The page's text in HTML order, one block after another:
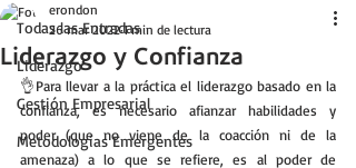
Todas las Entradas
Liderazgo
Gestión Empresarial
Metodologías Emergentes
Liderazgo y Confianza
erondon
26 mar 2022 1 min de lectura
👌Para llevar a la práctica el liderazgo basado en la
confianza, es necesario afianzar habilidades y
poder (que no viene de la coacción ni de la